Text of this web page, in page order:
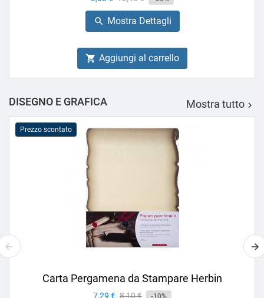
base
 Mostra Dettagli
 Aggiungi al carrello
DISEGNO E GRAFICA Mostra tutto 
Prezzo scontato
Carta Pergamena da Stampare Herbin
Prezzo
7,29 € Prezzo
8,10 €